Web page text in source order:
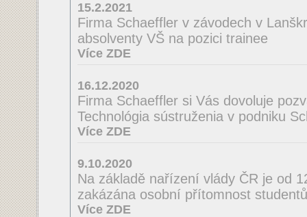
15.2.2021
Firma Schaeffler v závodech v
absolventy VŠ na pozici trainee
Více ZDE
16.12.2020
Firma Schaeffler si Vás dovoluje
Technológia sústruženia v podniku
Více ZDE
9.10.2020
Na základě nařízení vlády ČR je od
zakázána osobní přítomnost
Více ZDE